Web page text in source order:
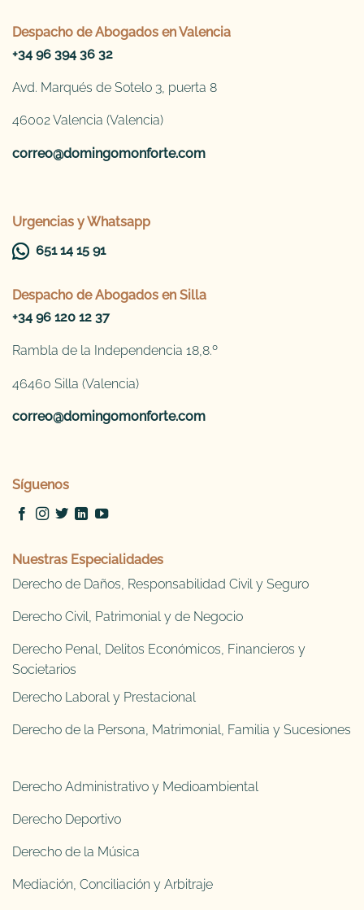
Despacho de Abogados en Valencia
+34 96 394 36 32
Avd. Marqués de Sotelo 3, puerta 8
46002 Valencia (Valencia)
correo@domingomonforte.com
Urgencias y Whatsapp
651 14 15 91
Despacho de Abogados en Silla
+34 96 120 12 37
Rambla de la Independencia 18,8.º
46460 Silla (Valencia)
correo@domingomonforte.com
Síguenos
Nuestras Especialidades
Derecho de Daños, Responsabilidad Civil y Seguro
Derecho Civil, Patrimonial y de Negocio
Derecho Penal, Delitos Económicos, Financieros y
Societarios
Derecho Laboral y Prestacional
Derecho de la Persona, Matrimonial, Familia y Sucesiones
Derecho Administrativo y Medioambiental
Derecho Deportivo
Derecho de la Música
Mediación, Conciliación y Arbitraje